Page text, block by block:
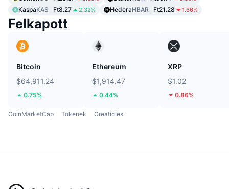
KaspaKAS Ft8.27 2.32% HederaHBAR Ft21.28 1.66%
Felkapott
Bitcoin
$64,911.24
0.75%
Ethereum
$1,914.47
0.44%
XRP
$1.02
0.86%
CoinMarketCap Tokenek Creaticles